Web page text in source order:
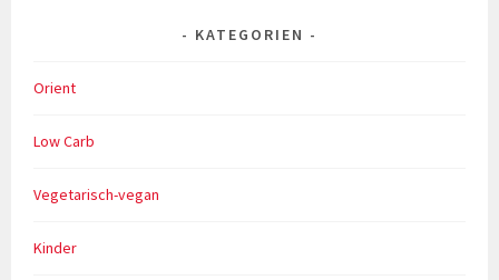
KATEGORIEN
Orient
Low Carb
Vegetarisch-vegan
Kinder